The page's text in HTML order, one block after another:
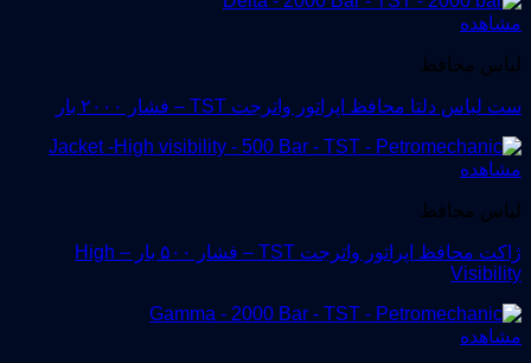
مشاهده
لباس محافظ
ست لباس دلتا محافظ اپراتور واترجت TST – فشار ۲۰۰۰ بار
مشاهده
لباس محافظ
ژاکت محافظ اپراتور واترجت TST – فشار ۵۰۰ بار – High
Visibility
مشاهده